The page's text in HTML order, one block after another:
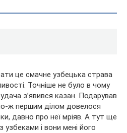
це смачне узбецька страва
Точніше не було в чому
з’явився казан. Подарував
ж першим ділом довелося
давно про неї мріяв. А тут ще
і вони мені його